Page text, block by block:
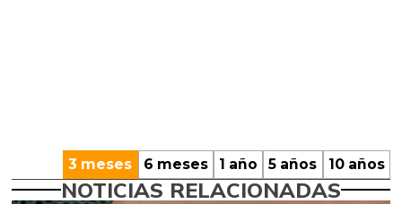
3 meses 6 meses 1 año 5 años 10 años
NOTICIAS RELACIONADAS